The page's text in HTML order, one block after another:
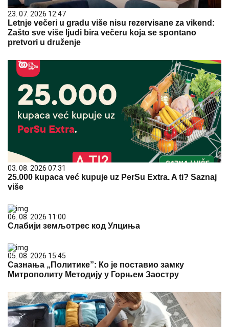
23. 07. 2026 12:47
Letnje večeri u gradu više nisu rezervisane za vikend:
Zašto sve više ljudi bira večeru koja se spontano
pretvori u druženje
03. 08. 2026 07:31
25.000 kupaca već kupuje uz PerSu Extra. A ti? Saznaj
više
06. 08. 2026 11:00
Слабији земљотрес код Улциња
05. 08. 2026 15:45
Сазнања „Политике”: Ко је поставио замку
Митрополиту Методију у Горњем Заостру